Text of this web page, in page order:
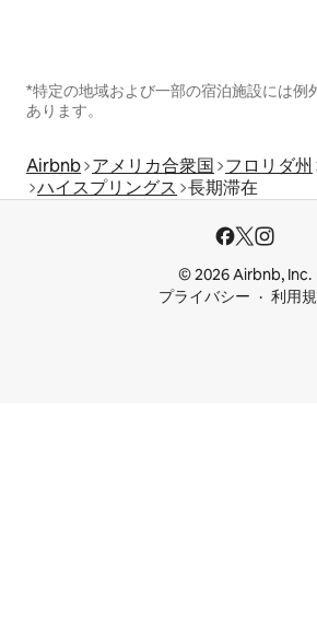
*特定の地域および一部の宿泊施設には例
あります。
Airbnb アメリカ合衆国 フロリダ州
ハイスプリングス 長期滞在
© 2026 Airbnb, Inc.
プライバシー
利用